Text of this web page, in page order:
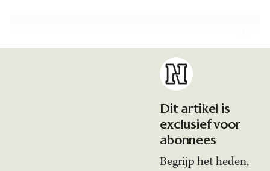
Dit artikel is
exclusief voor
abonnees
Begrijp het heden,